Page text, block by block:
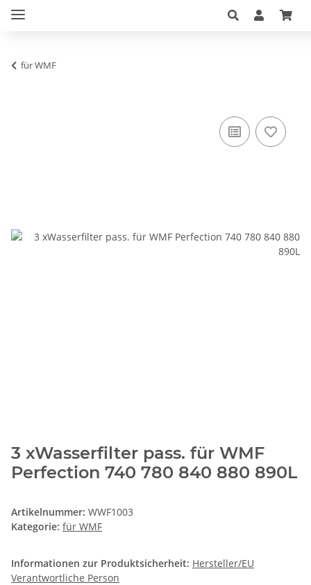
für WMF
3 xWasserfilter pass. für WMF
Perfection 740 780 840 880 890L
Artikelnummer: WWF1003
Kategorie: für WMF
Informationen zur Produktsicherheit: Hersteller/EU
Verantwortliche Person